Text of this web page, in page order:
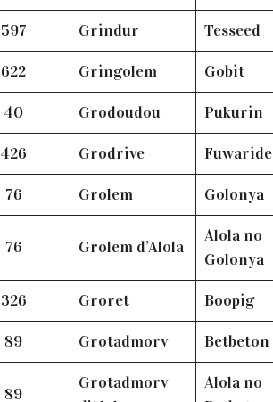
597 Grindur Tesseed
622 Gringolem Gobit
40 Grodoudou Pukurin
426 Grodrive Fuwaride
76 Grolem Golonya
76 Grolem d’Alola
Alola no
Golonya
326 Groret Boopig
89 Grotadmorv Betbeton
89
Grotadmorv
Alola no